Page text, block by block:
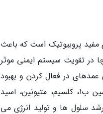
پروبیوتیک است که باعث
در تقویت سیستم ایمنی موثر
در فعال کردن و بهبود
عملکرد روده ها و دستگاه گوارش انسان دارد. چای کامبوچا سرشار از ویتامین ب12، ویتامین ب1، کلسیم، متیونین، اسید
سلول ها و تولید انرژی می